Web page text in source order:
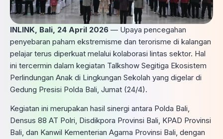
INLINK, Bali, 24 April 2026 — Upaya pencegahan
penyebaran paham ekstremisme dan terorisme di kalangan
pelajar terus diperkuat melalui kolaborasi lintas sektor. Hal
ini tercermin dalam kegiatan Talkshow Segitiga Ekosistem
Perlindungan Anak di Lingkungan Sekolah yang digelar di
Gedung Presisi Polda Bali, Jumat (24/4).
Kegiatan ini merupakan hasil sinergi antara Polda Bali,
Densus 88 AT Polri, Disdikpora Provinsi Bali, KPAD Provinsi
Bali, dan Kanwil Kementerian Agama Provinsi Bali, dengan